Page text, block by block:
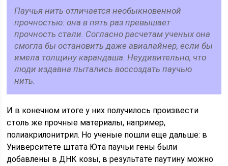
Паучья нить отличается необыкновенной
прочностью: она в пять раз превышает
прочность стали. Согласно расчетам ученых она
смогла бы остановить даже авиалайнер, если бы
имела толщину карандаша. Неудивительно, что
люди издавна пытались воссоздать паучью
нить.
И в конечном итоге у них получилось произвести
столь же прочные материалы, например,
полиакрилонитрил. Но ученые пошли еще дальше: в
Университете штата Юта паучьи гены были
добавлены в ДНК козы, в результате паутину можно